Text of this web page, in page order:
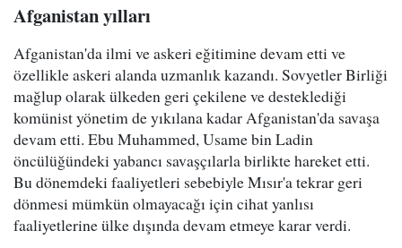
Afganistan yılları
Afganistan'da ilmi ve askeri eğitimine devam etti ve
özellikle askeri alanda uzmanlık kazandı. Sovyetler Birliği
mağlup olarak ülkeden geri çekilene ve desteklediği
komünist yönetim de yıkılana kadar Afganistan'da savaşa
devam etti. Ebu Muhammed, Usame bin Ladin
öncülüğündeki yabancı savaşçılarla birlikte hareket etti.
Bu dönemdeki faaliyetleri sebebiyle Mısır'a tekrar geri
dönmesi mümkün olmayacağı için cihat yanlısı
faaliyetlerine ülke dışında devam etmeye karar verdi.